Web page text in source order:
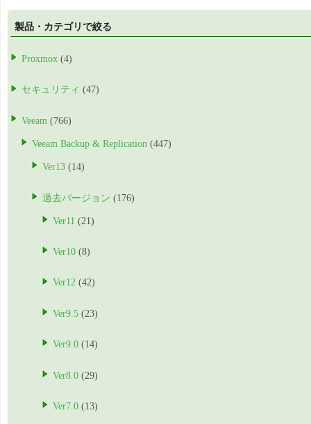
製品・カテゴリで絞る
Proxmox (4)
セキュリティ (47)
Veeam (766)
Veeam Backup & Replication (447)
Ver13 (14)
過去バージョン (176)
Ver11 (21)
Ver10 (8)
Ver12 (42)
Ver9.5 (23)
Ver9.0 (14)
Ver8.0 (29)
Ver7.0 (13)